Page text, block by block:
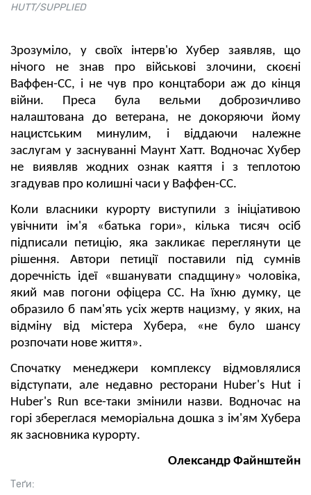
Теґи:
HUTT/SUPPLIED
Зрозуміло, у своїх інтерв'ю Хубер заявляв, що
нічого не знав про військові злочини, скоєні
Ваффен-СС, і не чув про концтабори аж до кінця
війни. Преса була вельми доброзичливо
налаштована до ветерана, не докоряючи йому
нацистським минулим, і віддаючи належне
заслугам у заснуванні Маунт Хатт. Водночас Хубер
не виявляв жодних ознак каяття і з теплотою
згадував про колишні часи у Ваффен-СС.
Коли власники курорту виступили з ініціативою
увічнити ім'я «батька гори», кілька тисяч осіб
підписали петицію, яка закликає переглянути це
рішення. Автори петиції поставили під сумнів
доречність ідеї «вшанувати спадщину» чоловіка,
який мав погони офіцера СС. На їхню думку, це
образило б пам'ять усіх жертв нацизму, у яких, на
відміну від містера Хубера, «не було шансу
розпочати нове життя».
Спочатку менеджери комплексу відмовлялися
відступати, але недавно ресторани Huber's Hut і
Huber's Run все-таки змінили назви. Водночас на
горі збереглася меморіальна дошка з ім'ям Хубера
як засновника курорту.
Олександр Файнштейн